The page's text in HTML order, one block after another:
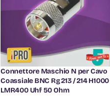
Connettore Maschio N per Cavo
Coassiale BNC Rg 213 / 214 H1000
LMR400 Uhf 50 Ohm